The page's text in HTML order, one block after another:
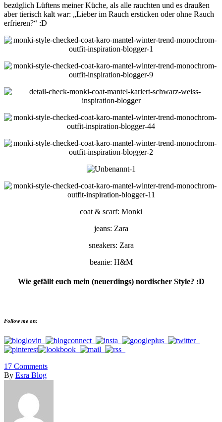
bezüglich Lüftens meiner Küche, als alle rauchten und es draußen
aber tierisch kalt war: „Lieber im Rauch ersticken oder ohne Rauch
erfrieren?“ :D
coat & scarf: Monki
jeans: Zara
sneakers: Zara
beanie: H&M
Wie gefällt euch mein (neuerdings) nordischer Style? :D
Follow me on:
17 Comments
By Esra Blog